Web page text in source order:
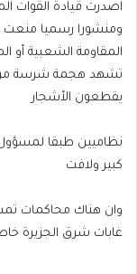
اصدرت قيادة القوات
ومنشورا رسميا منعت
المقاومة الشعبية أو
تشهد هجمة شرسة من
يقطعون الأشجار
نظاميين طبقا لمسؤول
كبير ولافت
وان هناك محاكمات
غابات شرق الجزيرة